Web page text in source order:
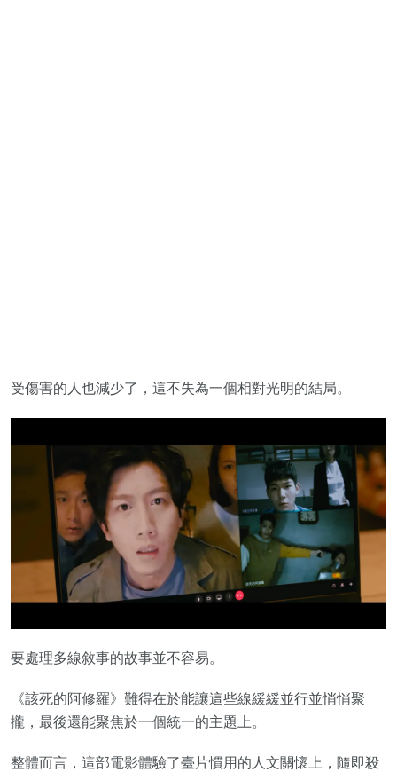
受傷害的人也減少了，這不失為一個相對光明的結局。
要處理多線敘事的故事並不容易。
《該死的阿修羅》難得在於能讓這些線緩緩並行並悄悄聚
攏，最後還能聚焦於一個統一的主題上。
整體而言，這部電影體驗了臺片慣用的人文關懷上，隨即殺